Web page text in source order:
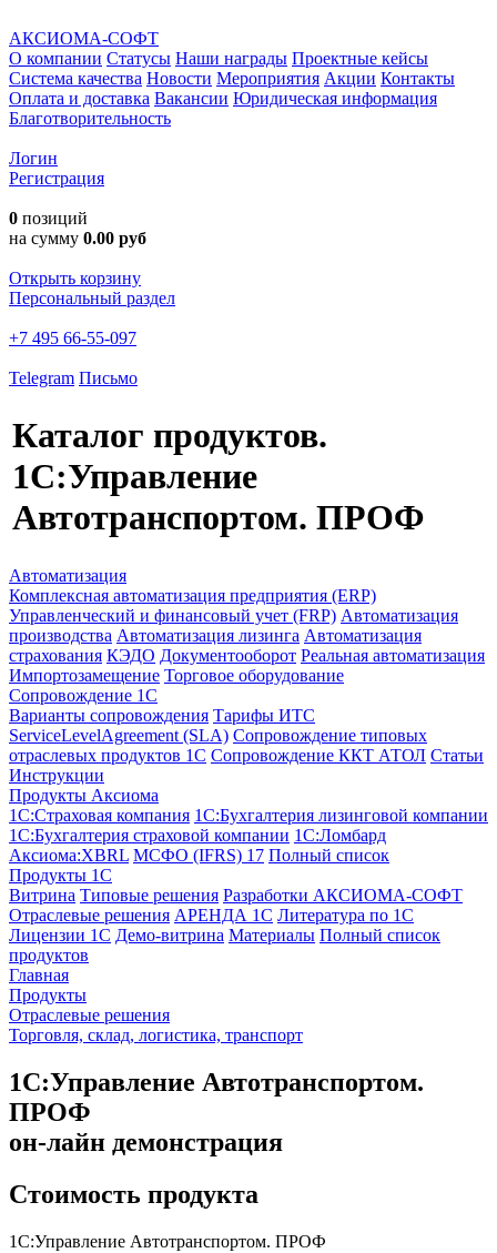
АКСИОМА-СОФТ
О компании Статусы Наши награды Проектные кейсы
Система качества Новости Мероприятия Акции Контакты
Оплата и доставка Вакансии Юридическая информация
Благотворительность
Логин
Регистрация
0 позиций
на сумму 0.00 руб
Открыть корзину
Персональный раздел
+7 495 66-55-097
Telegram Письмо
Каталог продуктов.
1С:Управление
Автотранспортом. ПРОФ
Автоматизация
Комплексная автоматизация предприятия (ERP)
Управленческий и финансовый учет (FRP) Автоматизация
производства Автоматизация лизинга Автоматизация
страхования КЭДО Документооборот Реальная автоматизация
Импортозамещение Торговое оборудование
Сопровождение 1С
Варианты сопровождения Тарифы ИТС
ServiceLevelAgreement (SLA) Сопровождение типовых
отраслевых продуктов 1С Сопровождение ККТ АТОЛ Статьи
Инструкции
Продукты Аксиома
1С:Страховая компания 1С:Бухгалтерия лизинговой компании
1С:Бухгалтерия страховой компании 1С:Ломбард
Аксиома:XBRL МСФО (IFRS) 17 Полный список
Продукты 1С
Витрина Типовые решения Разработки АКСИОМА-СОФТ
Отраслевые решения АРЕНДА 1С Литература по 1С
Лицензии 1C Демо-витрина Материалы Полный список
продуктов
Главная
Продукты
Отраслевые решения
Торговля, склад, логистика, транспорт
1С:Управление Автотранспортом.
ПРОФ
он-лайн демонстрация
Стоимость продукта
1С:Управление Автотранспортом. ПРОФ